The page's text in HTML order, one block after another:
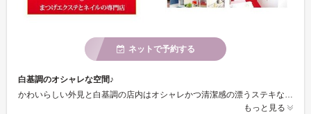
ネットで予約する
白基調のオシャレな空間♪
かわいらしい外見と白基調の店内はオシャレかつ清潔感の漂うステキな空間♪店内は衛生法に基づいておりお客さまに安心・安全な環境の中で施術が受けられます☆スタッフは資格取得者なので上質な施術が受けられます！
もっと見る